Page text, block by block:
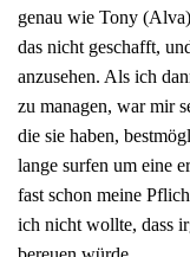
genau wie Tony
das nicht geschafft,
anzusehen. Als ich
zu managen, war mir
die sie haben,
lange surfen um eine
fast schon meine
ich nicht wollte, dass